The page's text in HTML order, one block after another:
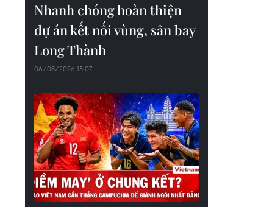
Nhanh chóng hoàn thiện
dự án kết nối vùng, sân bay
Long Thành
06/08/2026 15:07